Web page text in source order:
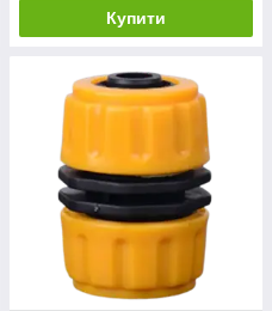
Купити